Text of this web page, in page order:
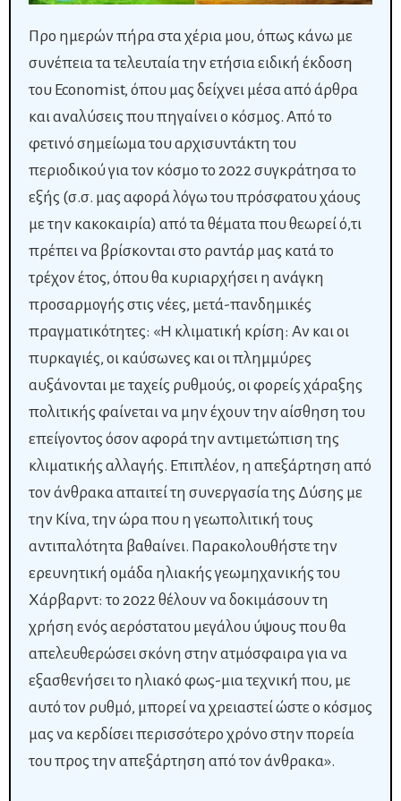
Προ ημερών πήρα στα χέρια μου, όπως κάνω με
συνέπεια τα τελευταία την ετήσια ειδική έκδοση
του Economist, όπου μας δείχνει μέσα από άρθρα
και αναλύσεις που πηγαίνει ο κόσμος. Από το
φετινό σημείωμα του αρχισυντάκτη του
περιοδικού για τον κόσμο το 2022 συγκράτησα το
εξής (σ.σ. μας αφορά λόγω του πρόσφατου χάους
με την κακοκαιρία) από τα θέματα που θεωρεί ό,τι
πρέπει να βρίσκονται στο ραντάρ μας κατά το
τρέχον έτος, όπου θα κυριαρχήσει η ανάγκη
προσαρμογής στις νέες, μετά-πανδημικές
πραγματικότητες: «Η κλιματική κρίση: Αν και οι
πυρκαγιές, οι καύσωνες και οι πλημμύρες
αυξάνονται με ταχείς ρυθμούς, οι φορείς χάραξης
πολιτικής φαίνεται να μην έχουν την αίσθηση του
επείγοντος όσον αφορά την αντιμετώπιση της
κλιματικής αλλαγής. Επιπλέον, η απεξάρτηση από
τον άνθρακα απαιτεί τη συνεργασία της Δύσης με
την Κίνα, την ώρα που η γεωπολιτική τους
αντιπαλότητα βαθαίνει. Παρακολουθήστε την
ερευνητική ομάδα ηλιακής γεωμηχανικής του
Χάρβαρντ: το 2022 θέλουν να δοκιμάσουν τη
χρήση ενός αερόστατου μεγάλου ύψους που θα
απελευθερώσει σκόνη στην ατμόσφαιρα για να
εξασθενήσει το ηλιακό φως-μια τεχνική που, με
αυτό τον ρυθμό, μπορεί να χρειαστεί ώστε ο κόσμος
μας να κερδίσει περισσότερο χρόνο στην πορεία
του προς την απεξάρτηση από τον άνθρακα».